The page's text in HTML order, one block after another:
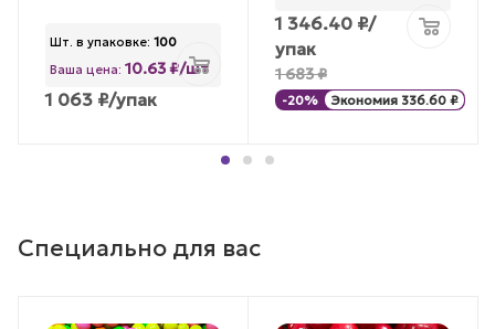
Шт. в упаковке: 100
Ваша цена: 10.63 ₽/шт
1 063 ₽/упак
1 346.40 ₽/
упак
1 683₽
-20% Экономия 336.60 ₽
Специально для вас